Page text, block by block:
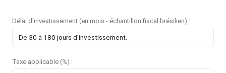
Délai d'investissement (en mois - échantillon fiscal brésilien) :
Taxe applicable (%) :